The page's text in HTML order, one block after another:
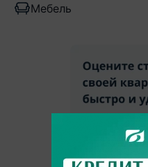
Мебель